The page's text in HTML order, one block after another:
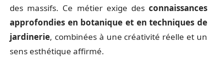
des massifs. Ce métier exige des connaissances
approfondies en botanique et en techniques de
jardinerie, combinées à une créativité réelle et un
sens esthétique affirmé.